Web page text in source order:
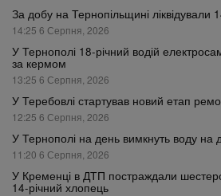
За добу на Тернопільщині ліквідували
14:25 6 Серпня, 2026
У Тернополі 18-річний водій
за кермом
13:25 6 Серпня, 2026
У Теребовлі стартував новий етап
12:25 6 Серпня, 2026
У Тернополі на день вимкнуть воду на
11:20 6 Серпня, 2026
У Кременці в ДТП постраждали
14-річний хлопець